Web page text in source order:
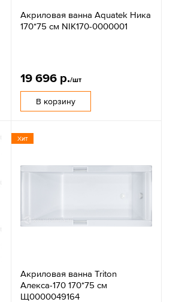
Акриловая ванна Aquatek Ника
170*75 см NIK170-0000001
19 696 р./шт
В корзину
Хит
Акриловая ванна Triton
Алекса-170 170*75 см
Щ0000049164